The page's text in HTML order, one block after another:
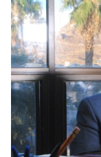
Sidebar